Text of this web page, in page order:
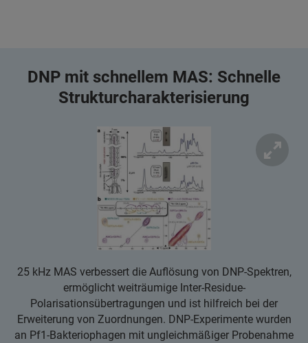
DNP mit schnellem MAS: Schnelle
Strukturcharakterisierung
25 kHz MAS verbessert die Auflösung von DNP-Spektren,
ermöglicht weiträumige Inter-Residue-
Polarisationsübertragungen und ist hilfreich bei der
Erweiterung von Zuordnungen. DNP-Experimente wurden
an Pf1-Bakteriophagen mit ungleichmäßiger Probenahme